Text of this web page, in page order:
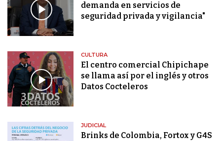
demanda en servicios de
seguridad privada y vigilancia"
CULTURA
El centro comercial Chipichape
se llama así por el inglés y otros
Datos Cocteleros
JUDICIAL
Brinks de Colombia, Fortox y G4S